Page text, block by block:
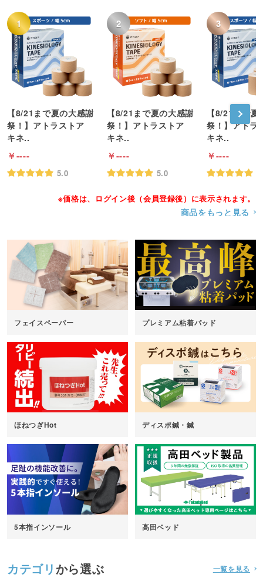
【8/21まで夏の大感謝
祭！】アトラストア
キネ..
----
5.0
【8/21まで夏の大感謝
祭！】アトラストア
キネ..
----
5.0
【8/21まで夏
祭！】アトラ
キネ..
----
※価格は、ログイン後（会員登録後）に表示されます。
商品をもっと見る
フェイスペーパー プレミアム粘着パッド
ほねつぎHot ディスポ鍼・鍼
5本指インソール 高田ベッド
カテゴリから選ぶ 一覧を見る